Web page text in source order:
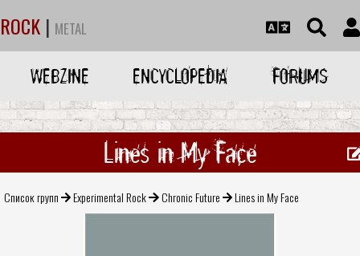
ROCK | METAL
WEBZINE ENCYCLOPEDIA FORUMS
Lines in My Face
Список групп Experimental Rock Chronic Future Lines in My Face